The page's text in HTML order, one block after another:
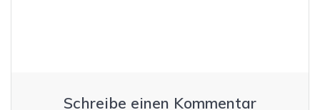
Schreibe einen Kommentar